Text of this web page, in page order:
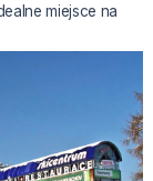
miejsce na